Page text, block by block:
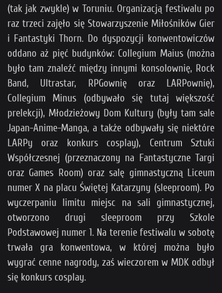
(tak jak zwykle) w Toruniu. Organizacją festiwalu po
raz trzeci zajęło się Stowarzyszenie Miłośników Gier
i Fantastyki Thorn. Do dyspozycji konwentowiczów
oddano aż pięć budynków: Collegium Maius (można
było tam znaleźć między innymi konsolownię, Rock
Band, Ultrastar, RPGownię oraz LARPownię),
Collegium Minus (odbywało się tutaj większość
prelekcji), Młodzieżowy Dom Kultury (były tam sale
Japan-Anime-Manga, a także odbywały się niektóre
LARPy oraz konkurs cosplay), Centrum Sztuki
Współczesnej (przeznaczony na Fantastyczne Targi
oraz Games Room) oraz salę gimnastyczną Liceum
numer X na placu Świętej Katarzyny (sleeproom). Po
wyczerpaniu limitu miejsc na sali gimnastycznej,
otworzono drugi sleeproom przy Szkole
Podstawowej numer 1. Na terenie festiwalu w sobotę
trwała gra konwentowa, w której można było
wygrać cenne nagrody, zaś wieczorem w MDK odbył
się konkurs cosplay.